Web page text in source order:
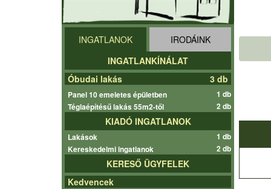
INGATLANOK
IRODÁINK
INGATLANKÍNÁLAT
Óbudai lakás
3 db
Panel 10 emeletes épületben
1 db
Téglaépítésű lakás 55m2-től
2 db
KIADÓ INGATLANOK
Lakások
1 db
Kereskedelmi ingatlanok
2 db
KERESŐ ÜGYFELEK
Kedvencek